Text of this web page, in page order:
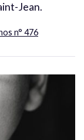
Jean.
n° 476